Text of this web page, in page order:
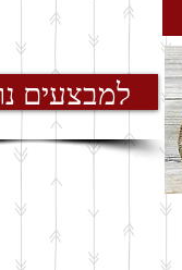
למבצעים